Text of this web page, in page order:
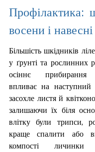
Профілактика:
восени і навесні
Більшість шкідників
у ґрунті та
осіннє прибирання
впливає на наступний
засохле листя й
залишаючи їх біля
влітку були трипси,
краще спалити або
компості личинки